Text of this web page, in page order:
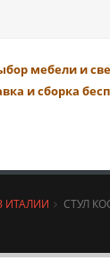
мебели и
и сборка
ИТАЛИИ СТУЛ